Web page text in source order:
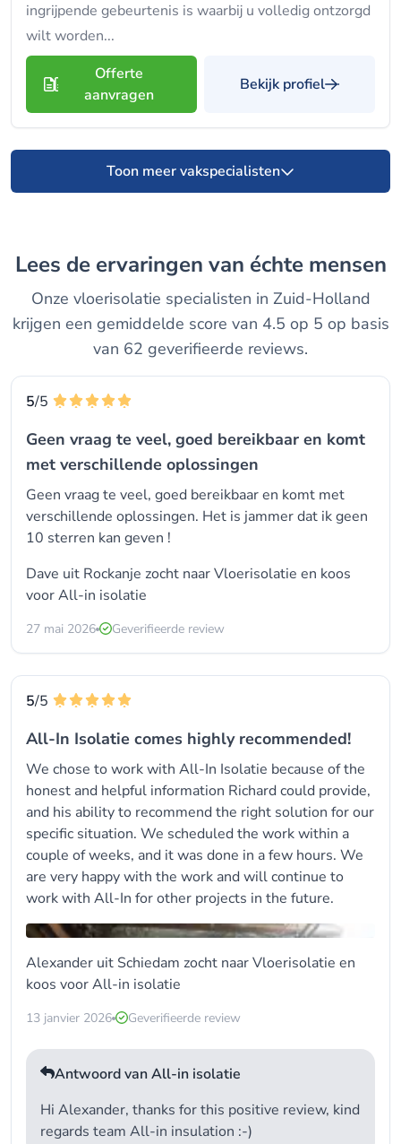
ingrijpende gebeurtenis is waarbij u volledig ontzorgd
wilt worden...
Offerte
aanvragen
Bekijk profiel
Toon meer vakspecialisten
Lees de ervaringen van échte mensen
Onze vloerisolatie specialisten in Zuid-Holland
krijgen een gemiddelde score van 4.5 op 5 op basis
van 62 geverifieerde reviews.
5/5
Geen vraag te veel, goed bereikbaar en komt
met verschillende oplossingen
Geen vraag te veel, goed bereikbaar en komt met
verschillende oplossingen. Het is jammer dat ik geen
10 sterren kan geven !
Dave uit Rockanje zocht naar Vloerisolatie en koos
voorAll-in isolatie
27 mai 2026 Geverifieerde review
5/5
All-In Isolatie comes highly recommended!
We chose to work with All-In Isolatie because of the
honest and helpful information Richard could provide,
and his ability to recommend the right solution for our
specific situation. We scheduled the work within a
couple of weeks, and it was done in a few hours. We
are very happy with the work and will continue to
work with All-In for other projects in the future.
Alexander uit Schiedam zocht naar Vloerisolatie en
koos voorAll-in isolatie
13 janvier 2026 Geverifieerde review
Antwoord van All-in isolatie
Hi Alexander, thanks for this positive review, kind
regards team All-in insulation :-)